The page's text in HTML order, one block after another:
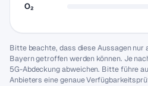
O₂
Bitte beachte, dass diese Aussagen nur
Bayern getroffen werden können. Je
5G-Abdeckung abweichen. Bitte führe
Anbieters eine genaue